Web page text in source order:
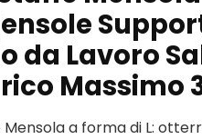
da Lavoro
Massimo
a forma di L: